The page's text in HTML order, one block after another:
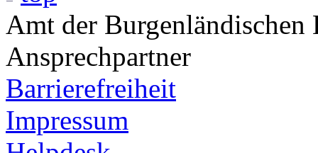
Amt der
Ansprechpartner
Barrierefreiheit
Impressum